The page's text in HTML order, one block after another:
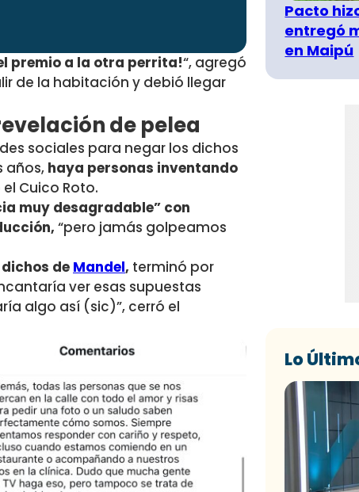
premio a la otra perrita!“, agregó
de la habitación y debió llegar
de pelea
sociales para negar los dichos
años, haya personas inventando
Cuico Roto.
muy desagradable” con
“pero jamás golpeamos
de Mandel, terminó por
ver esas supuestas
algo así (sic)”, cerró el
Pacto
entregó
en Maipú
Lo